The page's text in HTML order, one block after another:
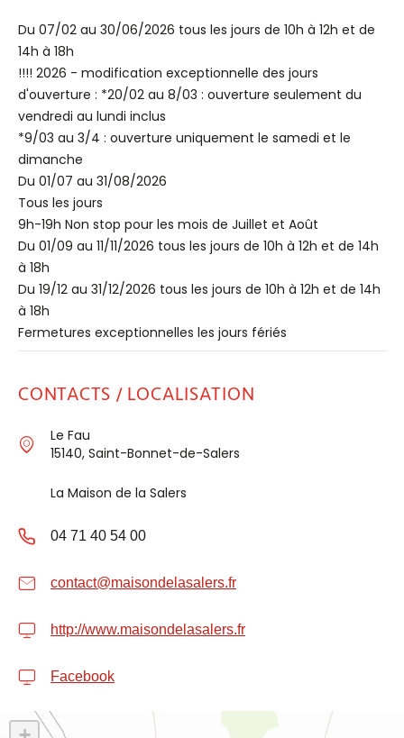
Du 07/02 au 30/06/2026 tous les jours de 10h à 12h et de
14h à 18h
!!!! 2026 - modification exceptionnelle des jours
d'ouverture : *20/02 au 8/03 : ouverture seulement du
vendredi au lundi inclus
*9/03 au 3/4 : ouverture uniquement le samedi et le
dimanche
Du 01/07 au 31/08/2026
Tous les jours
9h-19h Non stop pour les mois de Juillet et Août
Du 01/09 au 11/11/2026 tous les jours de 10h à 12h et de 14h
à 18h
Du 19/12 au 31/12/2026 tous les jours de 10h à 12h et de 14h
à 18h
Fermetures exceptionnelles les jours fériés
CONTACTS / LOCALISATION
Le Fau
15140, Saint-Bonnet-de-Salers
La Maison de la Salers
04 71 40 54 00
contact@maisondelasalers.fr
http://www.maisondelasalers.fr
Facebook